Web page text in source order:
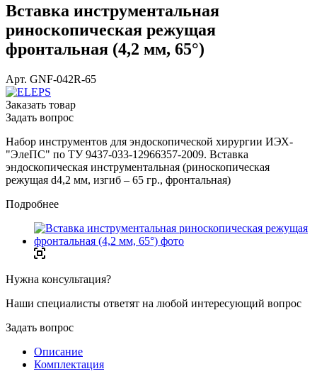
Вставка инструментальная
риноскопическая режущая
фронтальная (4,2 мм, 65°)
Арт. GNF-042R-65
Заказать товар
Задать вопрос
Набор инструментов для эндоскопической хирургии ИЭХ-
"ЭлеПС" по ТУ 9437-033-12966357-2009. Вставка
эндоскопическая инструментальная (риноскопическая
режущая d4,2 мм, изгиб – 65 гр., фронтальная)
Подробнее
Нужна консультация?
Наши специалисты ответят на любой интересующий вопрос
Задать вопрос
Описание
Комплектация